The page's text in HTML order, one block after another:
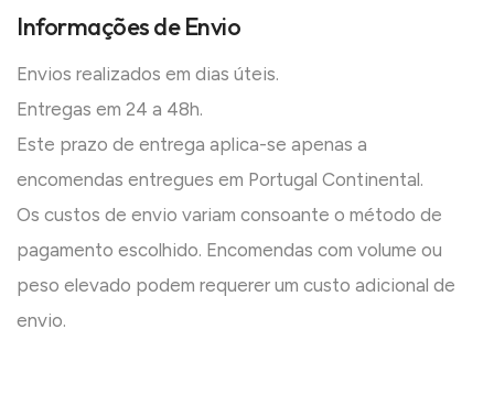
Informações de Envio
Envios realizados em dias úteis.
Entregas em 24 a 48h.
Este prazo de entrega aplica-se apenas a
encomendas entregues em Portugal Continental.
Os custos de envio variam consoante o método de
pagamento escolhido. Encomendas com volume ou
peso elevado podem requerer um custo adicional de
envio.